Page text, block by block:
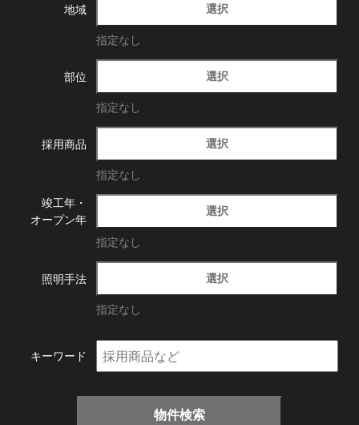
地域 選択
指定なし
部位 選択
指定なし
採用商品 選択
指定なし
竣工年・
オープン年
選択
指定なし
照明手法 選択
指定なし
キーワード
物件検索